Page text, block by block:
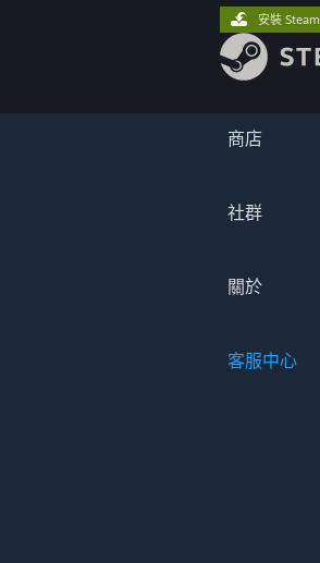
商店
社群
關於
客服中心
安裝 Steam